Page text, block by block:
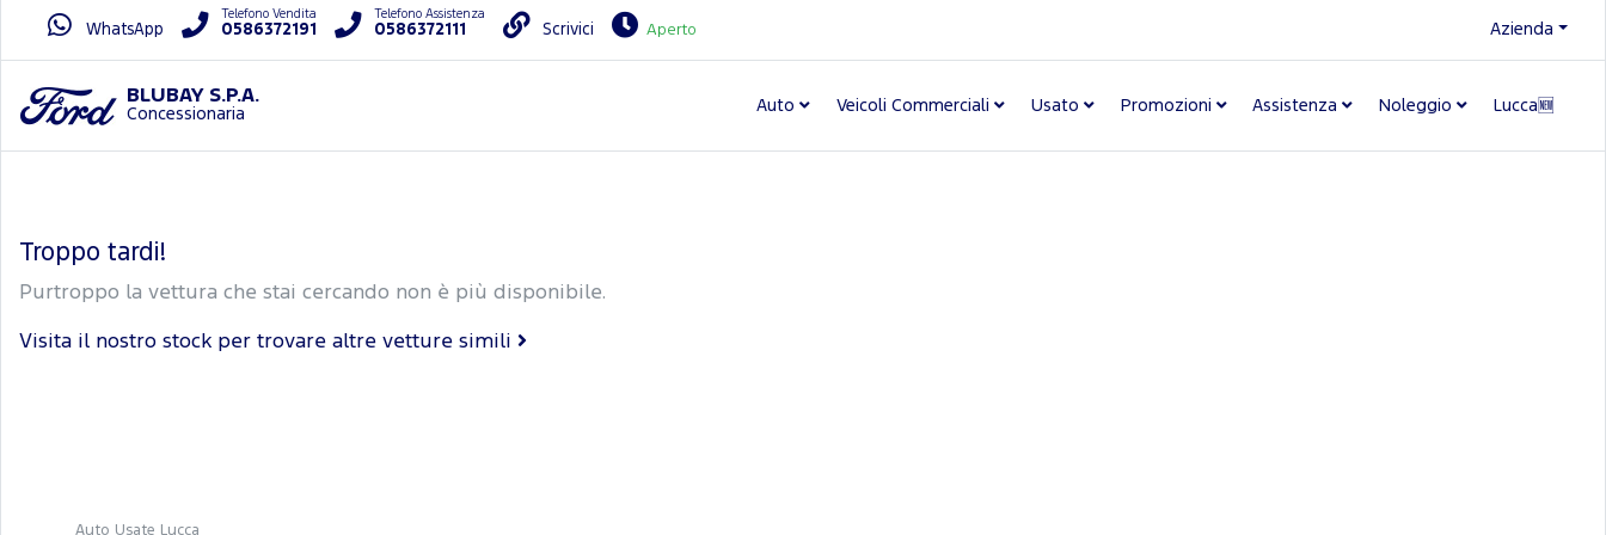
WhatsApp
Telefono Vendita
0586372191
Telefono Assistenza
0586372111 Scrivici Aperto Azienda
BLUBAY S.P.A.
Concessionaria Auto Veicoli Commerciali Usato Promozioni Assistenza Noleggio Lucca🆕
Troppo tardi!
Purtroppo la vettura che stai cercando non è più disponibile.
Visita il nostro stock per trovare altre vetture simili
Auto Usate Lucca